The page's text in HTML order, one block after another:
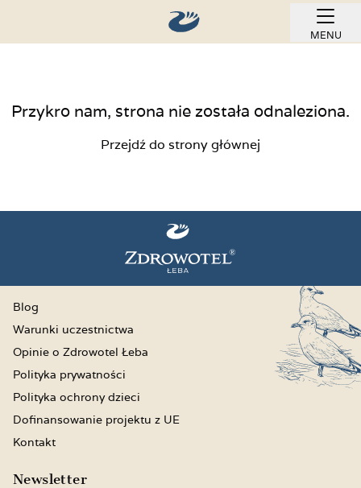
MENU
Przykro nam, strona nie została odnaleziona.
Przejdź do strony głównej
Blog
Warunki uczestnictwa
Opinie o Zdrowotel Łeba
Polityka prywatności
Polityka ochrony dzieci
Dofinansowanie projektu z UE
Kontakt
Newsletter